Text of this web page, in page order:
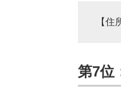
【
第7位